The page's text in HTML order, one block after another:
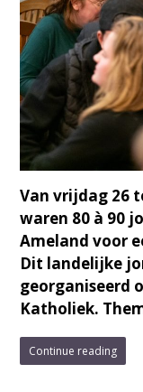
Van vrijdag 26
waren 80 à 90
Ameland voor
Dit landelijke
georganiseerd
Katholiek.
Continue reading